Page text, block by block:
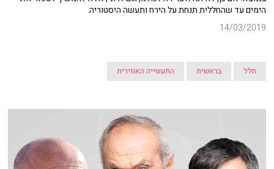
הימים עד שהחללית תנחת על הירח ותעשה היסטוריה.
14/03/2019
חלל בראשית התעשייה האווירית